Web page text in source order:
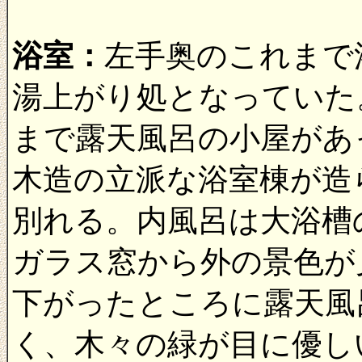
浴室： 左手奥のこれま
湯上がり処となってい
まで露天風呂の小屋が
木造の立派な浴室棟が
別れる。内風呂は大浴
ガラス窓から外の景色
下がったところに露天
く、木々の緑が目に優